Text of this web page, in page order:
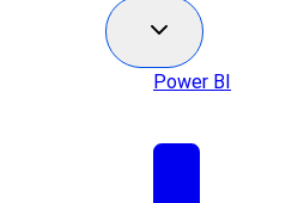
Power BI